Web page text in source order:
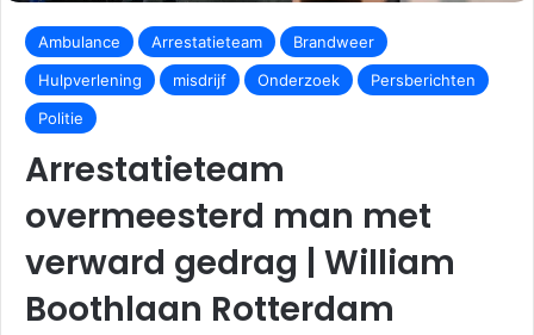
Ambulance Arrestatieteam
Brandweer
Hulpverlening
misdrijf Onderzoek
Persberichten
Politie
Arrestatieteam
overmeesterd man met
verward gedrag | William
Boothlaan Rotterdam